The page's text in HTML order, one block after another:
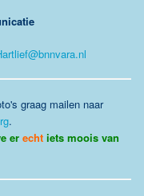
graag mailen naar
.
er echt iets moois van